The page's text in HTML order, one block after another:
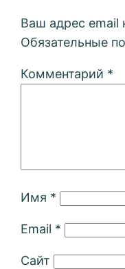
Ваш адрес email
Обязательные
Комментарий *
Имя *
Email *
Сайт